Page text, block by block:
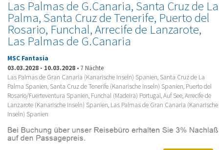
Las Palmas de G.Canaria, Santa Cruz de La
Palma, Santa Cruz de Tenerife, Puerto del
Rosario, Funchal, Arrecife de Lanzarote,
Las Palmas de G.Canaria
MSC Fantasia
03.03.2028 - 10.03.2028 • 7 Nächte
Las Palmas de Gran Canaria (Kanarische Inseln) Spanien, Santa Cruz de La
Palma Spanien, Santa Cruz de Tenerife (Kanarische Inseln) Spanien, Puerto del
Rosario/Fuerteventura Spanien, Funchal (Madeira) Portugal, Auf See, Arrecife de
Lanzarote (Kanarische Inseln) Spanien, Las Palmas de Gran Canaria (Kanarische
Inseln) Spanien